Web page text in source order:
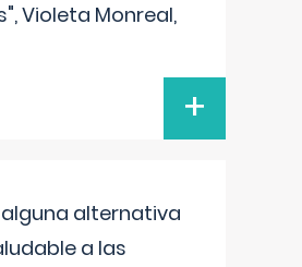
Violeta Monreal,
+
alguna alternativa
a las